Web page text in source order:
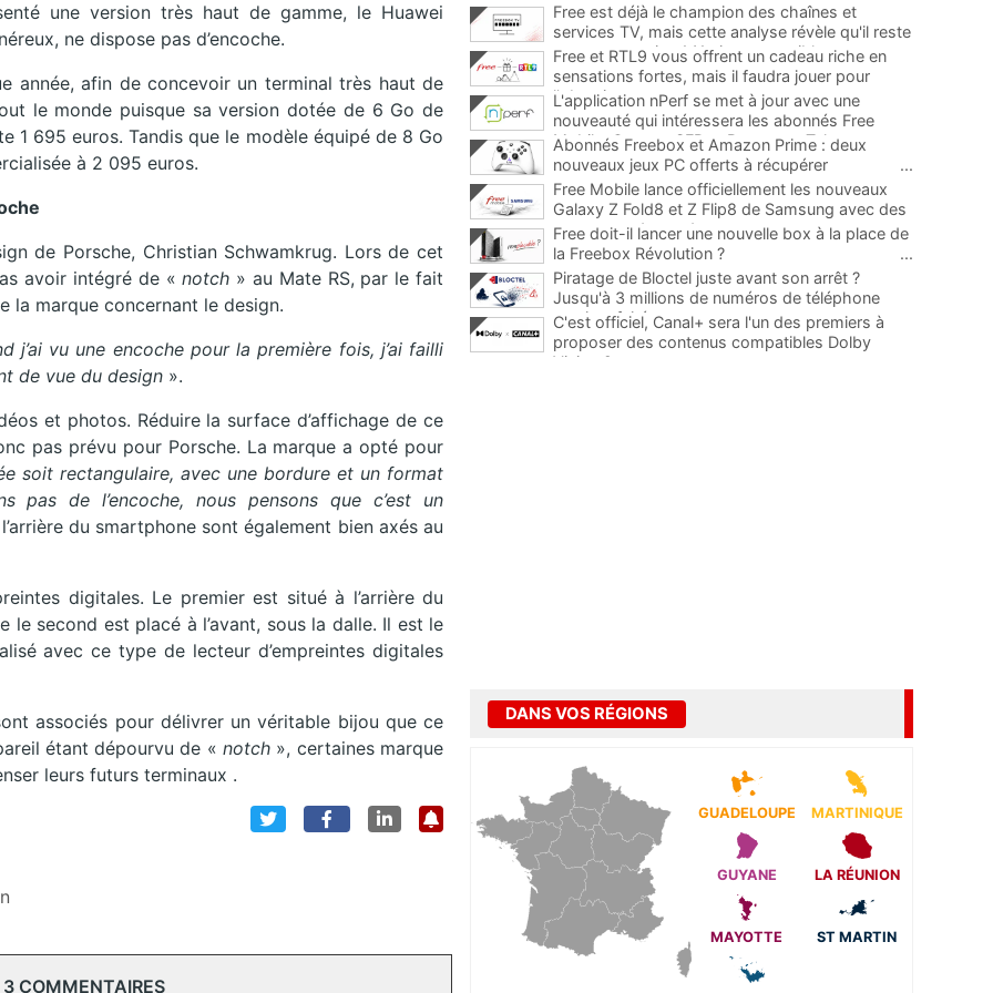
une version très haut de gamme, le Huawei
ne dispose pas d’encoche.
année, afin de concevoir un terminal très haut de
le monde puisque sa version dotée de 6 Go de
695 euros. Tandis que le modèle équipé de 8 Go
à 2 095 euros.
de Porsche, Christian Schwamkrug. Lors de cet
avoir intégré de « notch » au Mate RS, par le fait
la marque concernant le design.
j’ai vu une encoche pour la première fois, j’ai failli
de vue du design ».
et photos. Réduire la surface d’affichage de ce
pas prévu pour Porsche. La marque a opté pour
soit rectangulaire, avec une bordure et un format
pas de l’encoche, nous pensons que c’est un
du smartphone sont également bien axés au
digitales. Le premier est situé à l’arrière du
second est placé à l’avant, sous la dalle. Il est le
avec ce type de lecteur d’empreintes digitales
associés pour délivrer un véritable bijou que ce
étant dépourvu de « notch », certaines marque
leurs futurs terminaux .
COMMENTAIRES
Free est déjà le champion des chaînes et
services TV, mais cette analyse révèle qu'il reste
encore au moins 141 ajouts possibles
Free et RTL9 vous offrent un cadeau riche en
sensations fortes, mais il faudra jouer pour
l'obtenir
L'application nPerf se met à jour avec une
nouveauté qui intéressera les abonnés Free
Mobile, Orange, SFR et Bouygues Telecom
Abonnés Freebox et Amazon Prime : deux
nouveaux jeux PC offerts à récupérer
...
Free Mobile lance officiellement les nouveaux
Galaxy Z Fold8 et Z Flip8 de Samsung avec des
promos et des cadeaux
...
Free doit-il lancer une nouvelle box à la place de
la Freebox Révolution ?
...
Piratage de Bloctel juste avant son arrêt ?
Jusqu'à 3 millions de numéros de téléphone
auraient fuité
C'est officiel, Canal+ sera l'un des premiers à
proposer des contenus compatibles Dolby
Vision 2
DANS VOS RÉGIONS
GUADELOUPE MARTINIQUE
GUYANE LA RÉUNION
MAYOTTE ST MARTIN